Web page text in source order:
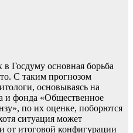
Госдуму основная борьба
С таким прогнозом
основываясь на
фонда «Общественное
по их оценке, поборются
ситуация может
от итоговой конфигурации